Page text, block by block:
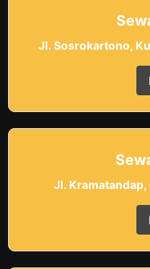
Jl. Sosrokartono,
Jl.